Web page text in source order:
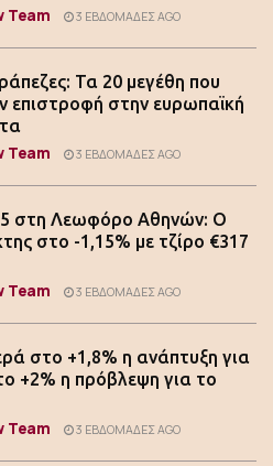
Team 3 ΕΒΔΟΜΆΔΕΣ AGO
Τα 20 μεγέθη που
επιστροφή στην ευρωπαϊκή
Team 3 ΕΒΔΟΜΆΔΕΣ AGO
στη Λεωφόρο Αθηνών: Ο
στο -1,15% με τζίρο €317
Team 3 ΕΒΔΟΜΆΔΕΣ AGO
στο +1,8% η ανάπτυξη για
+2% η πρόβλεψη για το
Team 3 ΕΒΔΟΜΆΔΕΣ AGO